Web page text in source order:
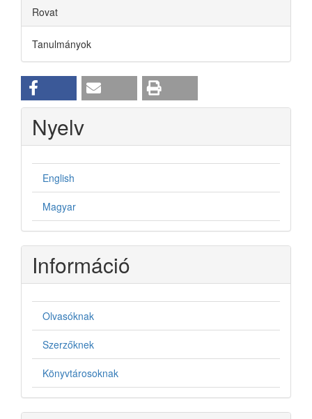
Rovat
Tanulmányok
Nyelv
English
Magyar
Információ
Olvasóknak
Szerzőknek
Könyvtárosoknak